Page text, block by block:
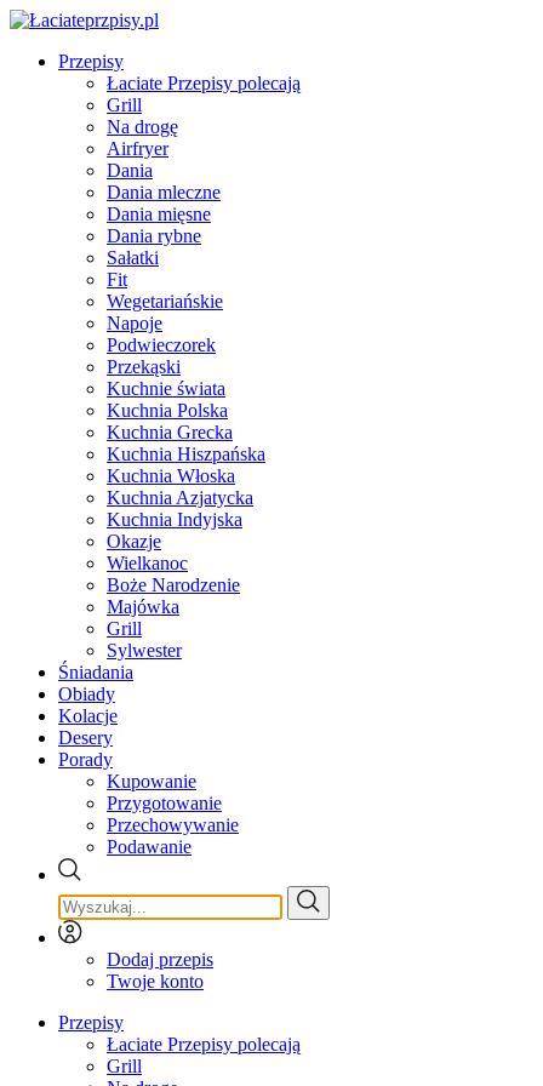
Przepisy
Łaciate Przepisy polecają
Grill
Na drogę
Airfryer
Dania
Dania mleczne
Dania mięsne
Dania rybne
Sałatki
Fit
Wegetariańskie
Napoje
Podwieczorek
Przekąski
Kuchnie świata
Kuchnia Polska
Kuchnia Grecka
Kuchnia Hiszpańska
Kuchnia Włoska
Kuchnia Azjatycka
Kuchnia Indyjska
Okazje
Wielkanoc
Boże Narodzenie
Majówka
Grill
Sylwester
Śniadania
Obiady
Kolacje
Desery
Porady
Kupowanie
Przygotowanie
Przechowywanie
Podawanie
Dodaj przepis
Twoje konto
Przepisy
Łaciate Przepisy polecają
Grill